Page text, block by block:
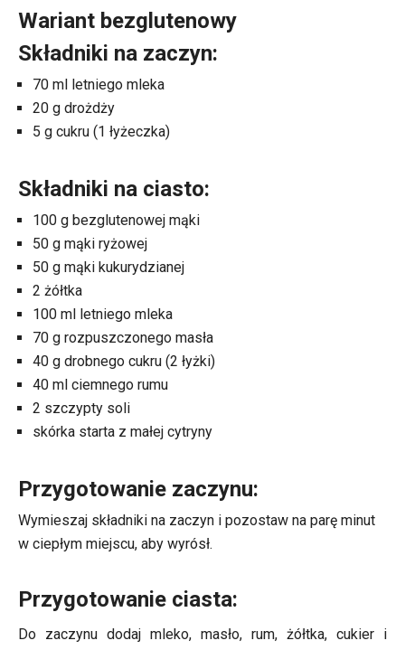
Wariant bezglutenowy
Składniki na zaczyn:
70 ml letniego mleka
20 g drożdży
5 g cukru (1 łyżeczka)
Składniki na ciasto:
100 g bezglutenowej mąki
50 g mąki ryżowej
50 g mąki kukurydzianej
2 żółtka
100 ml letniego mleka
70 g rozpuszczonego masła
40 g drobnego cukru (2 łyżki)
40 ml ciemnego rumu
2 szczypty soli
skórka starta z małej cytryny
Przygotowanie zaczynu:
Wymieszaj składniki na zaczyn i pozostaw na parę minut
w ciepłym miejscu, aby wyrósł.
Przygotowanie ciasta:
Do zaczynu dodaj mleko, masło, rum, żółtka, cukier i